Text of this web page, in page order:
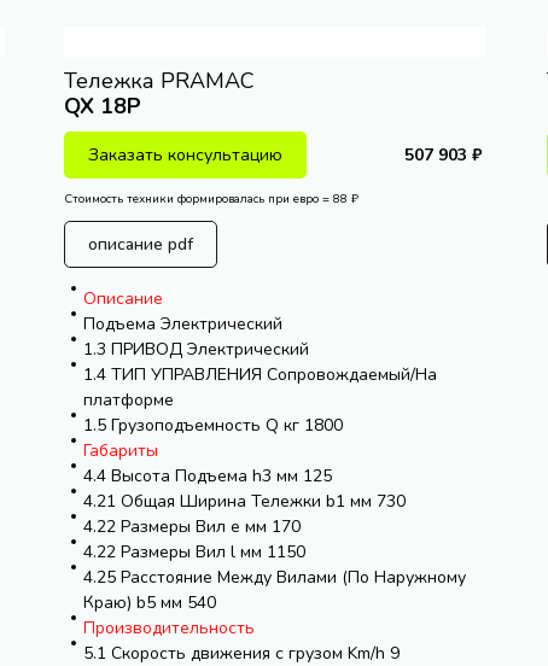
Тележка PRAMAC
QX 18P
Заказать консультацию 507 903 ₽
Стоимость техники формировалась при евро = 88 ₽
описание pdf
Описание
Подъема Электрический
1.3 ПРИВОД Электрический
1.4 ТИП УПРАВЛЕНИЯ Сопровождаемый/На
платформе
1.5 Грузоподъемность Q кг 1800
Габариты
4.4 Высота Подъема h3 мм 125
4.21 Общая Ширина Тележки b1 мм 730
4.22 Размеры Вил e мм 170
4.22 Размеры Вил l мм 1150
4.25 Расстояние Между Вилами (По Наружному
Краю) b5 мм 540
Производительность
5.1 Скорость движения с грузом Km/h 9